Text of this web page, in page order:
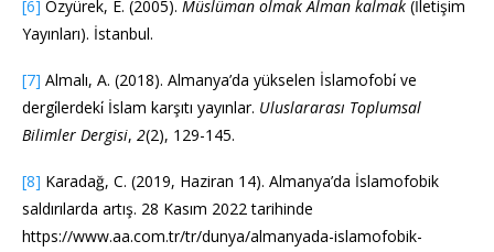
[6] Özyürek, E. (2005). Müslüman olmak Alman kalmak (İletişim
Yayınları). İstanbul.
[7] Almalı, A. (2018). Almanya’da yükselen İslamofobi̇ ve
dergi̇lerdeki̇ İslam karşıtı yayınlar. Uluslararası Toplumsal
Bilimler Dergisi, 2(2), 129-145.
[8] Karadağ, C. (2019, Haziran 14). Almanya’da İslamofobik
saldırılarda artış. 28 Kasım 2022 tarihinde
https://www.aa.com.tr/tr/dunya/almanyada-islamofobik-